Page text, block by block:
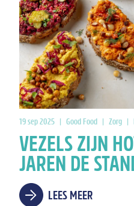
19 sep 2025 | Good Food | Zorg |
VEZELS ZIJN
JAREN DE
LEES MEER